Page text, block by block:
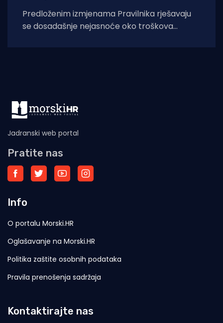
Predloženim izmjenama Pravilnika rješavaju
se dosadašnje nejasnoće oko troškova
Jadranski web portal
Pratite nas
Info
O portalu Morski.HR
Oglašavanje na Morski.HR
Politika zaštite osobnih podataka
Pravila prenošenja sadržaja
Kontaktirajte nas